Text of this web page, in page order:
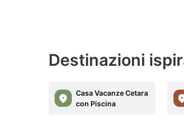
Destinazioni
Casa Vacanze Cetara
con Piscina